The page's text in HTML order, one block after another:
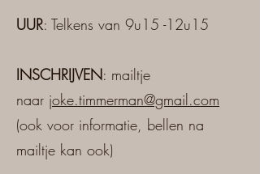
UUR: Telkens van 9u15 -12u15
INSCHRIJVEN: mailtje
naar joke.timmerman@gmail.com
(ook voor informatie, bellen na
mailtje kan ook)